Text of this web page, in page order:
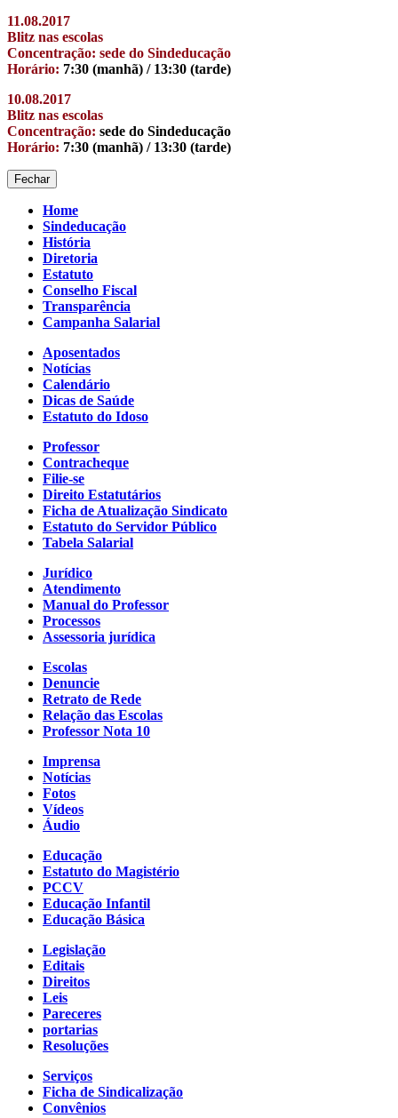
11.08.2017
Blitz nas escolas
Concentração: sede do Sindeducação
Horário: 7:30 (manhã) / 13:30 (tarde)
10.08.2017
Blitz nas escolas
Concentração: sede do Sindeducação
Horário: 7:30 (manhã) / 13:30 (tarde)
Fechar
Home
Sindeducação
História
Diretoria
Estatuto
Conselho Fiscal
Transparência
Campanha Salarial
Aposentados
Notícias
Calendário
Dicas de Saúde
Estatuto do Idoso
Professor
Contracheque
Filie-se
Direito Estatutários
Ficha de Atualização Sindicato
Estatuto do Servidor Público
Tabela Salarial
Jurídico
Atendimento
Manual do Professor
Processos
Assessoria jurídica
Escolas
Denuncie
Retrato de Rede
Relação das Escolas
Professor Nota 10
Imprensa
Notícias
Fotos
Vídeos
Áudio
Educação
Estatuto do Magistério
PCCV
Educação Infantil
Educação Básica
Legislação
Editais
Direitos
Leis
Pareceres
portarias
Resoluções
Serviços
Ficha de Sindicalização
Convênios